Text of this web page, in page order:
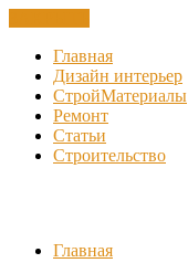
Главная
Дизайн интерьер
СтройМатериалы
Ремонт
Статьи
Строительство
Главная